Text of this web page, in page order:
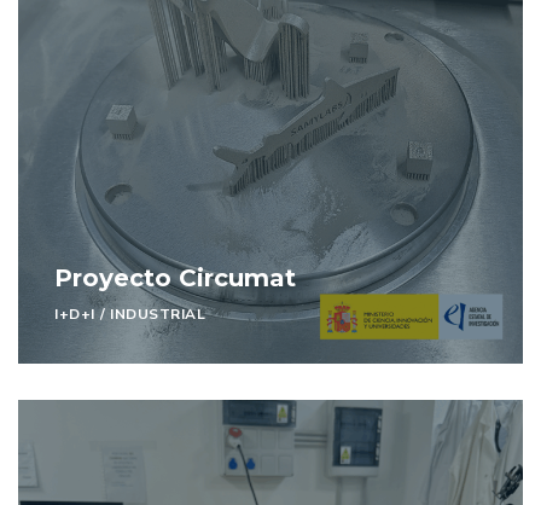
Proyecto Circumat
I+D+I / INDUSTRIAL